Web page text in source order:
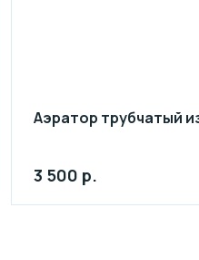
Аэратор трубчатый
3 500 р.